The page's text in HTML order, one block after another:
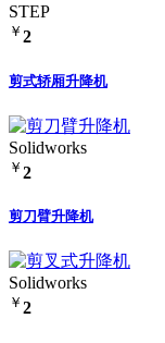
STEP
￥ 2
剪式轿厢升降机
Solidworks
￥ 2
剪刀臂升降机
Solidworks
￥ 2